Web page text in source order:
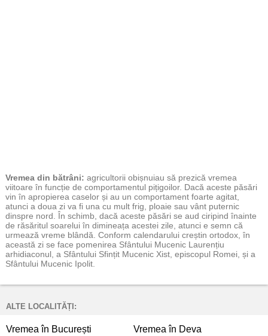
Vremea din bătrâni: agricultorii obișnuiau să prezică vremea
viitoare în funcție de comportamentul pițigoilor. Dacă aceste păsări
vin în apropierea caselor și au un comportament foarte agitat,
atunci a doua zi va fi una cu mult frig, ploaie sau vânt puternic
dinspre nord. În schimb, dacă aceste păsări se aud ciripind înainte
de răsăritul soarelui în dimineața acestei zile, atunci e semn că
urmează vreme blândă. Conform calendarului creștin ortodox, în
această zi se face pomenirea Sfântului Mucenic Laurențiu
arhidiaconul, a Sfântului Sfințit Mucenic Xist, episcopul Romei, și a
Sfântului Mucenic Ipolit.
ALTE LOCALITĂȚI:
Vremea în București Vremea în Deva